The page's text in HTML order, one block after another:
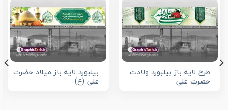
طرح لایه باز بیلبورد ولادت
حضرت علی
بیلبورد لایه باز میلاد حضرت
علی (ع)